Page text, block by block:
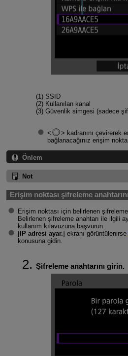
(1) SSID
(2) Kullanılan kanal
(3) Güvenlik simgesi (sadece
kadranını çevirerek
bağlanacağınız erişim
Önlem
Not
Erişim noktası şifreleme
Erişim noktası için belirlenen şifreleme
Belirlenen şifreleme anahtarı ile ilgili
kullanım kılavuzuna başvurun.
[IP adresi ayar.] ekranı görüntülenirse
konusuna gidin.
Şifreleme anahtarını girin.